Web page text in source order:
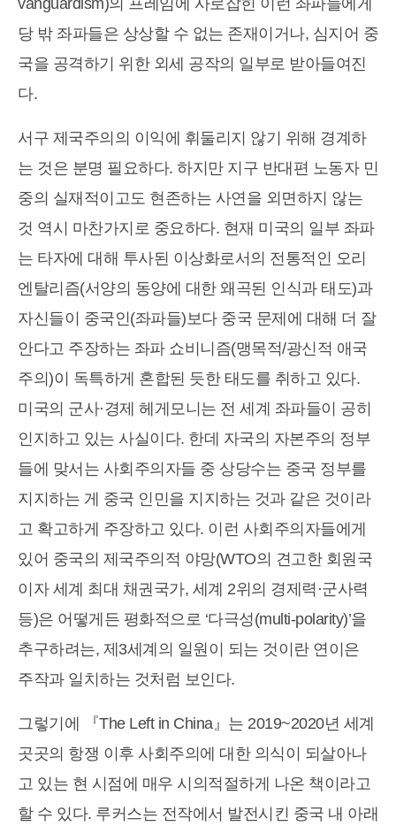
vanguardism)의 프레임에 사로잡힌 이런 좌파들에게
당 밖 좌파들은 상상할 수 없는 존재이거나, 심지어 중
국을 공격하기 위한 외세 공작의 일부로 받아들여진
다.
서구 제국주의의 이익에 휘둘리지 않기 위해 경계하
는 것은 분명 필요하다. 하지만 지구 반대편 노동자 민
중의 실재적이고도 현존하는 사연을 외면하지 않는
것 역시 마찬가지로 중요하다. 현재 미국의 일부 좌파
는 타자에 대해 투사된 이상화로서의 전통적인 오리
엔탈리즘(서양의 동양에 대한 왜곡된 인식과 태도)과
자신들이 중국인(좌파들)보다 중국 문제에 대해 더 잘
안다고 주장하는 좌파 쇼비니즘(맹목적/광신적 애국
주의)이 독특하게 혼합된 듯한 태도를 취하고 있다.
미국의 군사·경제 헤게모니는 전 세계 좌파들이 공히
인지하고 있는 사실이다. 한데 자국의 자본주의 정부
들에 맞서는 사회주의자들 중 상당수는 중국 정부를
지지하는 게 중국 인민을 지지하는 것과 같은 것이라
고 확고하게 주장하고 있다. 이런 사회주의자들에게
있어 중국의 제국주의적 야망(WTO의 견고한 회원국
이자 세계 최대 채권국가, 세계 2위의 경제력·군사력
등)은 어떻게든 평화적으로 ‘다극성(multi-polarity)’을
추구하려는, 제3세계의 일원이 되는 것이란 연이은
주작과 일치하는 것처럼 보인다.
그렇기에 『The Left in China』는 2019~2020년 세계
곳곳의 항쟁 이후 사회주의에 대한 의식이 되살아나
고 있는 현 시점에 매우 시의적절하게 나온 책이라고
할 수 있다. 루커스는 전작에서 발전시킨 중국 내 아래